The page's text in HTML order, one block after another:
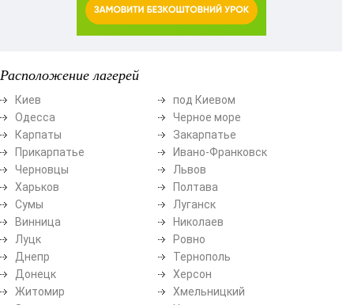
Расположение лагерей
Киев
Одесса
Карпаты
Прикарпатье
Черновцы
Харьков
Сумы
Винница
Луцк
Днепр
Донецк
Житомир
под Киевом
Черное море
Закарпатье
Ивано-Франковск
Львов
Полтава
Луганск
Николаев
Ровно
Тернополь
Херсон
Хмельницкий